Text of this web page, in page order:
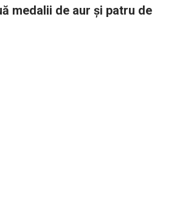
medalii de aur și patru de